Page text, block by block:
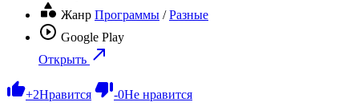
Жанр Программы /Разные
Google Play
Открыть
+2Нравится -0Не нравится